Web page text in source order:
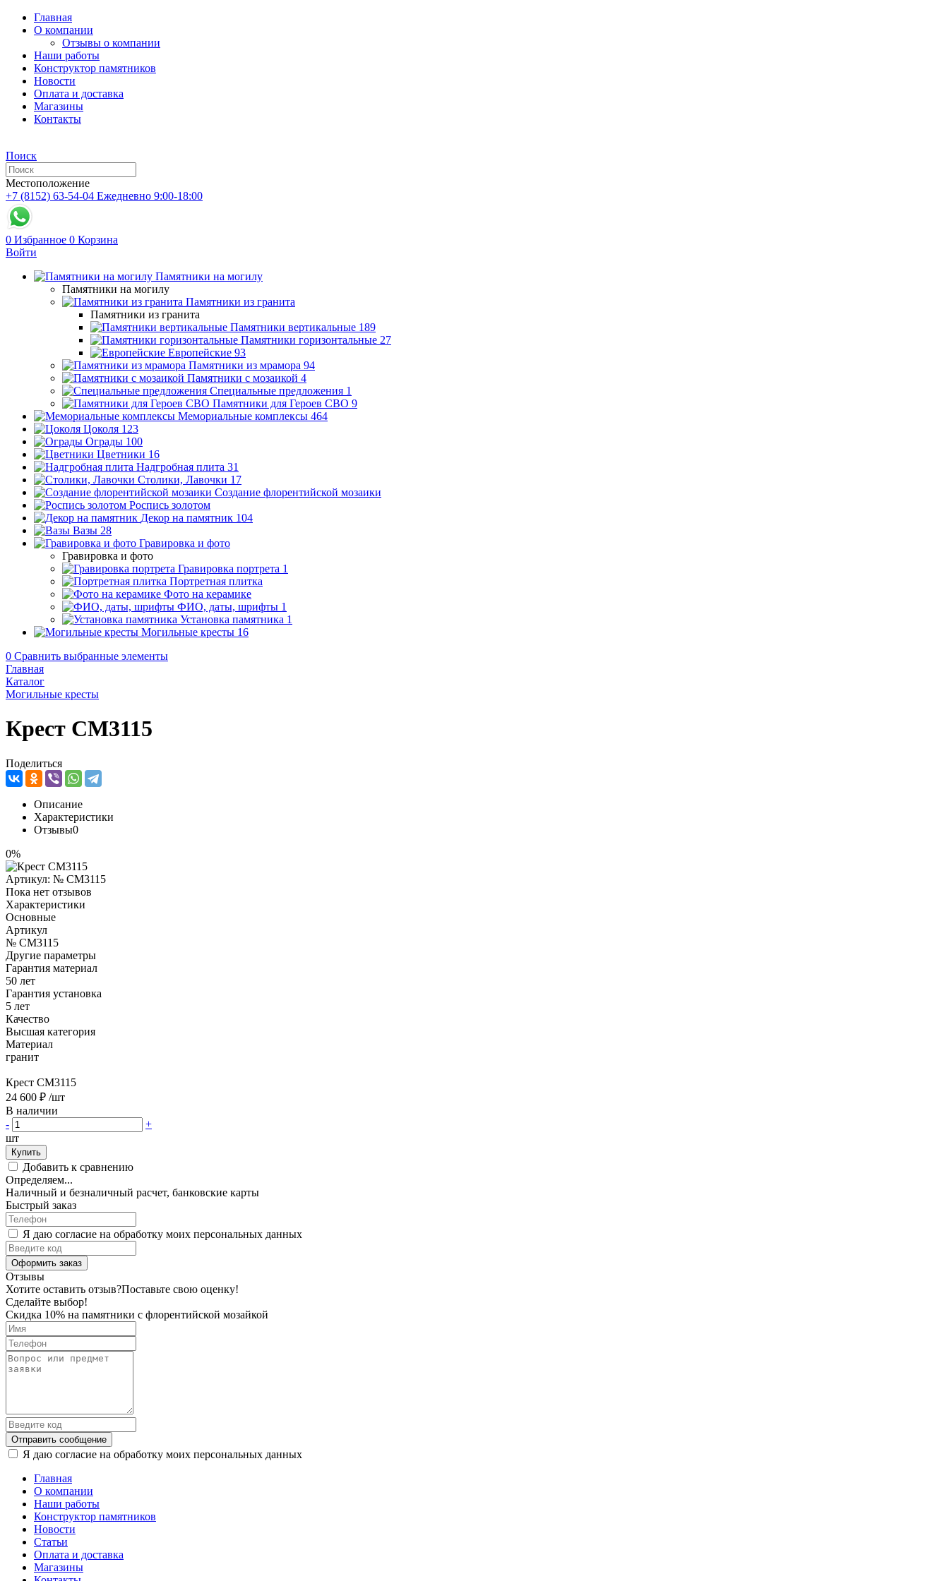
Главная
О компании
Отзывы о компании
Наши работы
Конструктор памятников
Новости
Оплата и доставка
Магазины
Контакты
Поиск
Местоположение
+7 (8152) 63-54-04 Ежедневно 9:00-18:00
0 Избранное 0 Корзина
Войти
Памятники на могилу
Памятники на могилу
Памятники из гранита
Памятники из гранита
Памятники вертикальные 189
Памятники горизонтальные 27
Европейские 93
Памятники из мрамора 94
Памятники с мозаикой 4
Специальные предложения 1
Памятники для Героев СВО 9
Мемориальные комплексы 464
Цоколя 123
Ограды 100
Цветники 16
Надгробная плита 31
Столики, Лавочки 17
Создание флорентийской мозаики
Роспись золотом
Декор на памятник 104
Вазы 28
Гравировка и фото
Гравировка и фото
Гравировка портрета 1
Портретная плитка
Фото на керамике
ФИО, даты, шрифты 1
Установка памятника 1
Могильные кресты 16
0 Сравнить выбранные элементы
Главная
Каталог
Могильные кресты
Крест CM3115
Поделиться
Описание
Характеристики
Отзывы0
0%
Артикул: № CM3115
Пока нет отзывов
Характеристики
Основные
Артикул
№ CM3115
Другие параметры
Гарантия материал
50 лет
Гарантия установка
5 лет
Качество
Высшая категория
Материал
гранит
Крест CM3115
24 600 ₽ /шт
В наличии
-
+
шт
Купить
Добавить к сравнению
Определяем...
Наличный и безналичный расчет, банковские карты
Быстрый заказ
Я даю согласие на обработку моих персональных данных
Оформить заказ
Отзывы
Хотите оставить отзыв?Поставьте свою оценку!
Сделайте выбор!
Скидка 10% на памятники с флорентийской мозайкой
Отправить сообщение
Я даю согласие на обработку моих персональных данных
Главная
О компании
Наши работы
Конструктор памятников
Новости
Статьи
Оплата и доставка
Магазины